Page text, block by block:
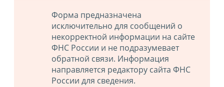
Форма предназначена
исключительно для сообщений о
некорректной информации на сайте
ФНС России и не подразумевает
обратной связи. Информация
направляется редактору сайта ФНС
России для сведения.